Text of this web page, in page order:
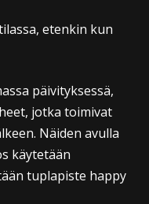
etenkin kun
päivityksessä,
jotka toimivat
Näiden avulla
käytetään
tuplapiste happy